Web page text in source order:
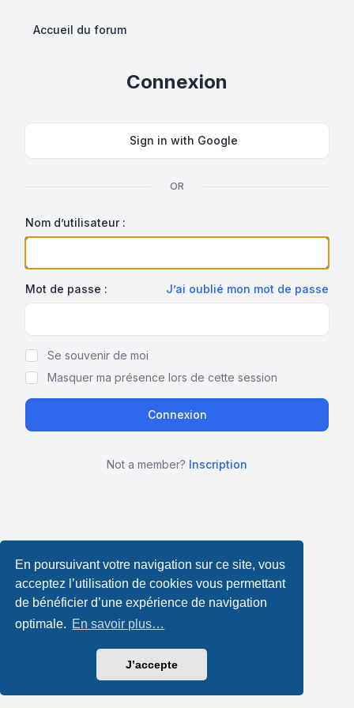
En poursuivant votre navigation sur ce site, vous
acceptez l’utilisation de cookies vous permettant
de bénéficier d’une expérience de navigation
optimale. En savoir plus…
J’accepte
Accueil du forum
Connexion
Sign in with Google
OR
Nom d’utilisateur :
Mot de passe : J’ai oublié mon mot de passe
Se souvenir de moi
Masquer ma présence lors de cette session
Not a member? Inscription